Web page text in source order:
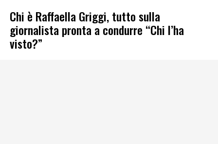
Chi è Raffaella Griggi, tutto sulla
giornalista pronta a condurre “Chi l’ha
visto?”